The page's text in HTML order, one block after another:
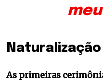
Naturalização
As primeiras